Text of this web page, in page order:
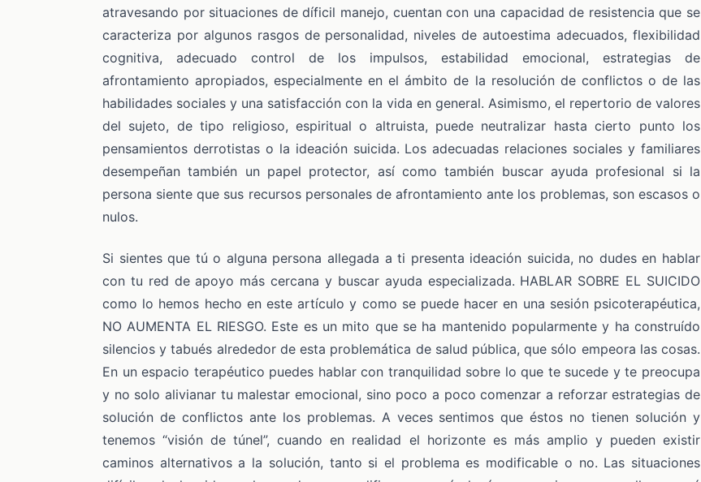
atravesando por situaciones de díficil manejo, cuentan con una capacidad de resistencia que se
caracteriza por algunos rasgos de personalidad, niveles de autoestima adecuados, flexibilidad
cognitiva, adecuado control de los impulsos, estabilidad emocional, estrategias de
afrontamiento apropiados, especialmente en el ámbito de la resolución de conflictos o de las
habilidades sociales y una satisfacción con la vida en general. Asimismo, el repertorio de valores
del sujeto, de tipo religioso, espiritual o altruista, puede neutralizar hasta cierto punto los
pensamientos derrotistas o la ideación suicida. Los adecuadas relaciones sociales y familiares
desempeñan también un papel protector, así como también buscar ayuda profesional si la
persona siente que sus recursos personales de afrontamiento ante los problemas, son escasos o
nulos.
Si sientes que tú o alguna persona allegada a ti presenta ideación suicida, no dudes en hablar
con tu red de apoyo más cercana y buscar ayuda especializada. HABLAR SOBRE EL SUICIDO
como lo hemos hecho en este artículo y como se puede hacer en una sesión psicoterapéutica,
NO AUMENTA EL RIESGO. Este es un mito que se ha mantenido popularmente y ha construído
silencios y tabués alrededor de esta problemática de salud pública, que sólo empeora las cosas.
En un espacio terapéutico puedes hablar con tranquilidad sobre lo que te sucede y te preocupa
y no solo alivianar tu malestar emocional, sino poco a poco comenzar a reforzar estrategias de
solución de conflictos ante los problemas. A veces sentimos que éstos no tienen solución y
tenemos “visión de túnel”, cuando en realidad el horizonte es más amplio y pueden existir
caminos alternativos a la solución, tanto si el problema es modificable o no. Las situaciones